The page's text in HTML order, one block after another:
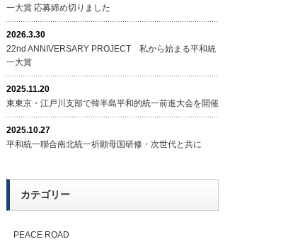
一大賞 応募締め切りました
2026.3.30
22nd ANNIVERSARY PROJECT 私から始まる平和統
一大賞
2025.11.20
東東京・江戸川支部で韓半島平和的統一前進大会を開催
2025.10.27
平和統一聯合南北統一祈願母国研修・次世代と共に
カテゴリー
PEACE ROAD